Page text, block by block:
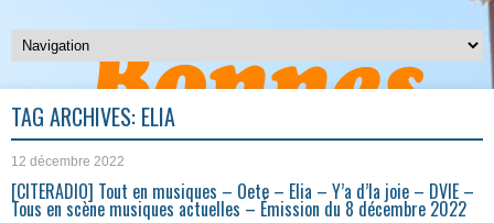
TAG ARCHIVES: ELIA
12 décembre 2022
[CITERADIO] Tout en musiques – Oete – Elia – Y’a d’la joie – DVIE –
Tous en scène musiques actuelles – Émission du 8 décembre 2022